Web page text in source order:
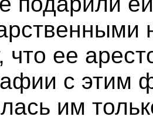
что ее
с этим
им